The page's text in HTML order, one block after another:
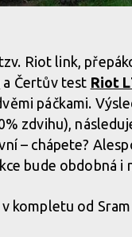
Riot link,
a Čertův test Riot
páčkami.
zdvihu),
– chápete?
bude obdobná i
kompletu od